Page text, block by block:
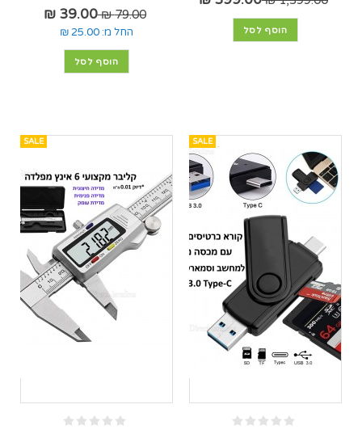
הוסף לסל
79.00 ₪
39.00 ₪
החל מ: 25.00 ₪
הוסף לסל
SALE
SALE